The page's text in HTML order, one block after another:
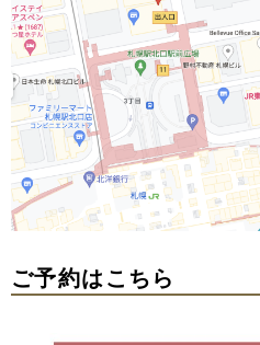
ご予約はこちら